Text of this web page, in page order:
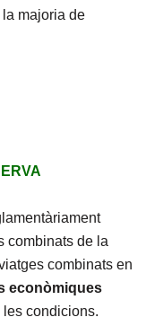
majoria de
combinats de la
combinats en
econòmiques
condicions.